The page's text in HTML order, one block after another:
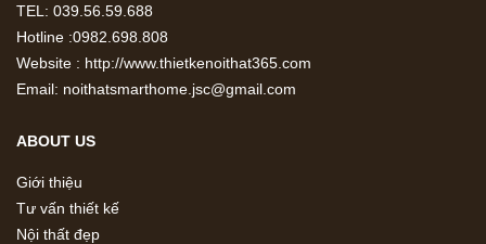
TEL: 039.56.59.688
Hotline :0982.698.808
Website : http://www.thietkenoithat365.com
Email: noithatsmarthome.jsc@gmail.com
ABOUT US
Giới thiệu
Tư vấn thiết kế
Nội thất đẹp